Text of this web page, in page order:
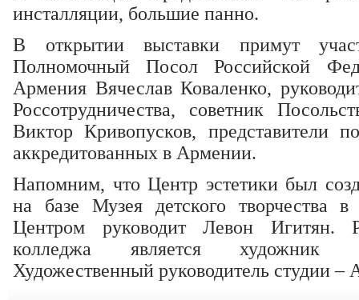
инсталляции, большие панно.
В открытии выставки примут
Полномочный Посол Российской
Армения Вячеслав Коваленко,
Россотрудничества, советник
Виктор Кривопусков, представители
аккредитованных в Армении.
Напомним, что Центр эстетики был
на базе Музея детского творчества
Центром руководит Левон Игитян.
колледжа является художник
Художественный руководитель студии –